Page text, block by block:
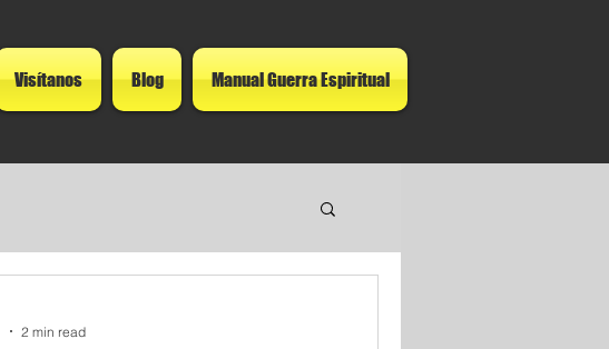
Visítanos Blog Manual Guerra Espiritual
2 min read